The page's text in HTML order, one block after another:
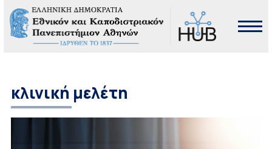
κλινική μελέτη